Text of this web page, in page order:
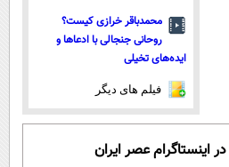
محمدباقر خرازی کیست؟
روحانی جنجالی با ادعاها و
ایده‌های تخیلی
فیلم های دیگر
اینستاگرام عصر ایران